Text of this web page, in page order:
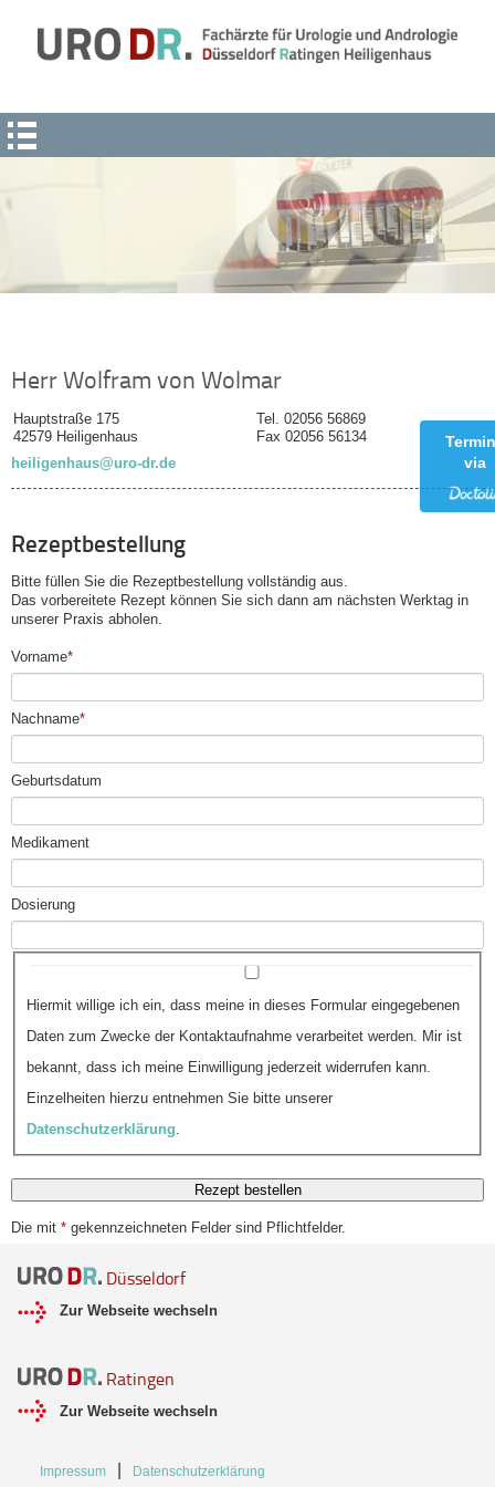
Navigation
überspringen
Herr Wolfram von Wolmar
Hauptstraße 175
42579 Heiligenhaus
Tel. 02056 56869
Fax 02056 56134
heiligenhaus@uro-dr.de
Rezeptbestellung
Bitte füllen Sie die Rezeptbestellung vollständig aus.
Das vorbereitete Rezept können Sie sich dann am nächsten Werktag in
unserer Praxis abholen.
Pflichtfeld
Vorname*
Pflichtfeld
Nachname*
Geburtsdatum
Medikament
Dosierung
Hiermit willige ich ein, dass meine in dieses Formular eingegebenen
Daten zum Zwecke der Kontaktaufnahme verarbeitet werden. Mir ist
bekannt, dass ich meine Einwilligung jederzeit widerrufen kann.
Einzelheiten hierzu entnehmen Sie bitte unserer
Datenschutzerklärung
Rezept bestellen
Die mit * gekennzeichneten Felder sind Pflichtfelder.
Düsseldorf
Zur Webseite wechseln
Ratingen
Zur Webseite wechseln
Navigation
Impressum Datenschutzerklärung
via